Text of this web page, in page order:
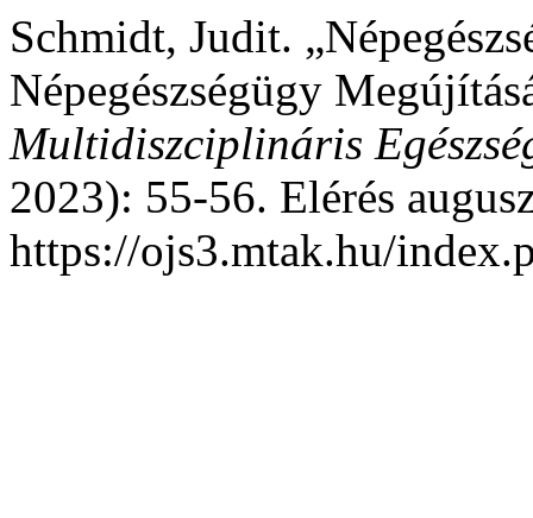
Schmidt, Judit.
Népegészségügy
Multidiszciplináris
2023): 55-56. Elérés
https://ojs3.mtak.hu/